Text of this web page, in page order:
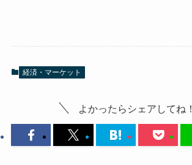
経済・マーケット
よかったらシェアしてね！